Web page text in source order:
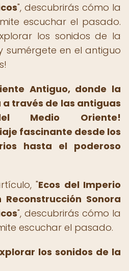
", descubrirás cómo la
escuchar el pasado.
los sonidos de la
sumérgete en el antiguo
Antiguo, donde la
través de las antiguas
Medio Oriente!
fascinante desde los
hasta el poderoso
"Ecos del Imperio
Sonora
", descubrirás cómo la
escuchar el pasado.
los sonidos de la